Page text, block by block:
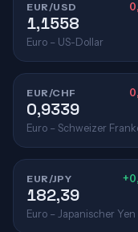
EUR/USD
1,1558
Euro – US-Dollar
EUR/CHF
0,9339
Euro – Schweizer
EUR/JPY
182,39
Euro – Japanischer Yen